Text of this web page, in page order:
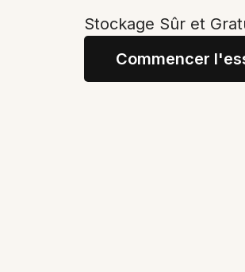
Stockage Sûr et
Commencer